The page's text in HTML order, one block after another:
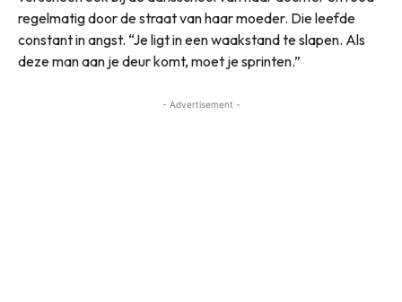
regelmatig door de straat van haar moeder. Die leefde
constant in angst. “Je ligt in een waakstand te slapen. Als
deze man aan je deur komt, moet je sprinten.”
- Advertisement -